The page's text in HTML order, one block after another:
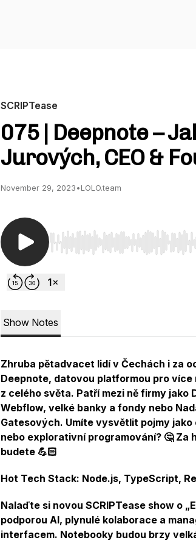
SCRIPTease
075 | Deepnote –
Jurových, CEO &
November 29, 2023•LOLO.team
Use Left/Right to seek, Home/
Show Notes
Zhruba pětadvacet lidí v Čechách i za
Deepnote, datovou platformou pro více
z celého světa. Patří mezi ně firmy jako
Webflow, velké banky a fondy nebo
Gatesových. Umíte vysvětlit pojmy
nebo explorativní programování? 🤔 Za
budete 💪🏻
Hot Tech Stack: Node.js, TypeScript,
Nalaďte si novou SCRIPTease show o
podporou AI, plynulé kolaborace a
interfacem. Notebooky budou brzy